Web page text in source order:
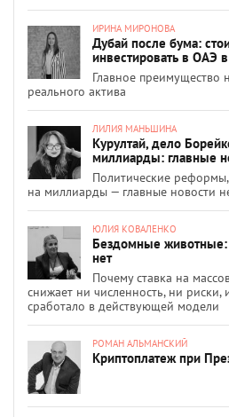
ИРИНА МИРОНОВА
Дубай после бума:
инвестировать в ОАЭ
Главное преимущество
реального актива
ЛИЛИЯ МАНЬШИНА
Курултай, дело
миллиарды: главные
Политические
на миллиарды — главные новости
ЮЛИЯ КОВАЛЕНКО
Бездомные животные:
нет
Почему ставка на
снижает ни численность, ни
сработало в действующей модели
РОМАН АЛЬМАНСКИЙ
Криптоплатеж при